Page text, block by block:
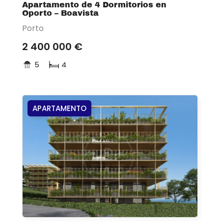
Apartamento de 4 Dormitorios en
Oporto – Boavista
Porto
2 400 000 €
5 4
APARTAMENTO